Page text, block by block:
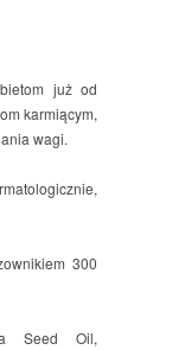
już od
karmiącym,
wagi.
300
Seed Oil,